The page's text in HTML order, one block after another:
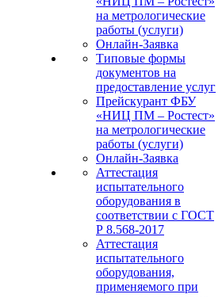
на метрологические
работы (услуги)
Онлайн-Заявка
Типовые формы
документов на
предоставление услуг
Прейскурант ФБУ
«НИЦ ПМ – Ростест»
на метрологические
работы (услуги)
Онлайн-Заявка
Аттестация
испытательного
оборудования в
соответствии с ГОСТ
Р 8.568-2017
Аттестация
испытательного
оборудования,
применяемого при